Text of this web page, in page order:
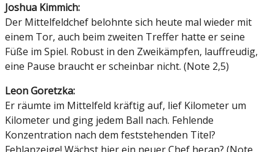
Joshua Kimmich:
Der Mittelfeldchef belohnte sich heute mal wieder mit
einem Tor, auch beim zweiten Treffer hatte er seine
Füße im Spiel. Robust in den Zweikämpfen, lauffreudig,
eine Pause braucht er scheinbar nicht. (Note 2,5)
Leon Goretzka:
Er räumte im Mittelfeld kräftig auf, lief Kilometer um
Kilometer und ging jedem Ball nach. Fehlende
Konzentration nach dem feststehenden Titel?